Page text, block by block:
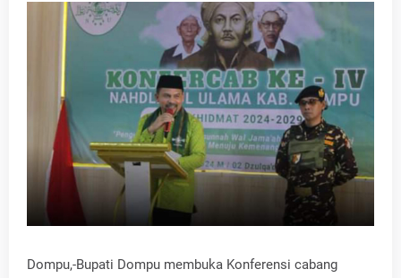
Dompu,-Bupati Dompu membuka Konferensi cabang